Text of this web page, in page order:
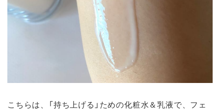
こちらは、「持ち上げる」ための化粧水＆乳液で、フェ